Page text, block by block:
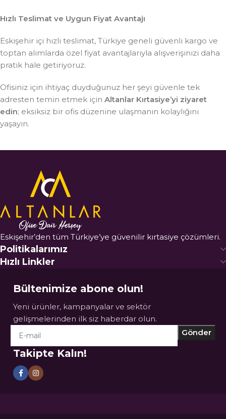
Hızlı Teslimat ve Uygun Fiyat Avantajı
Eskişehir içi hızlı teslimat, Türkiye geneli güvenli kargo ve
toptan alımlarda özel fiyat avantajlarıyla alışverişinizi daha
pratik hale getiriyoruz.
Ofisiniz için ihtiyaç duyduğunuz her şeyi güvenle tek
adresten temin etmek için Altanlar Kırtasiye’yi ziyaret
edin; eksiksiz bir ofis düzenine ulaşmanın kolaylığını
yaşayın.
Eskişehir’den tüm Türkiye’ye güvenilir kırtasiye çözümleri.
Politikalarımız
Hızlı Linkler
Bültenimize abone olun!
Yeni ürünler, kampanyalar ve sektör
gelişmelerinden ilk siz haberdar olun.
Takipte Kalın!